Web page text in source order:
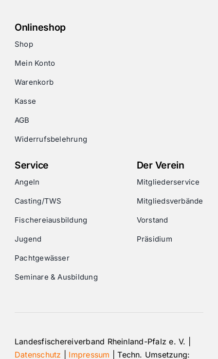
Onlineshop
Shop
Mein Konto
Warenkorb
Kasse
AGB
Widerrufsbelehrung
Service
Angeln
Casting/TWS
Fischereiausbildung
Jugend
Pachtgewässer
Seminare & Ausbildung
Der Verein
Mitgliederservice
Mitgliedsverbände
Vorstand
Präsidium
Landesfischereiverband Rheinland-Pfalz e. V. |
Datenschutz
Impressum | Techn. Umsetzung: